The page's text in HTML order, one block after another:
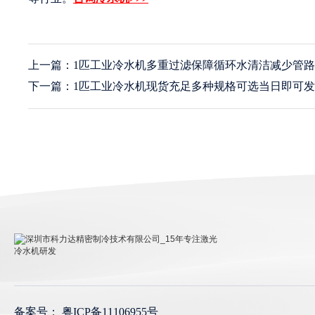
上一篇：1匹工业冷水机多重过滤保障循环水清洁减少管
下一篇：1匹工业冷水机现货充足多种规格可选当日即可
备案号： 粤ICP备11106955号